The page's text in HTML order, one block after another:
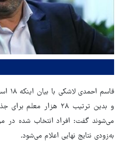
و بدین ترتیب ۲۸ هزار
می‌شوند گفت: افراد انتخاب شده در
به‌زودی نتایج نهایی اعلام می‌شود.